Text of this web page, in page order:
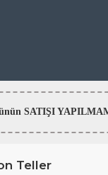
SATIŞI
Teller